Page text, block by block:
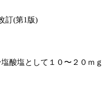
訂(第1版)
酸塩として１０〜２０ｍｇ